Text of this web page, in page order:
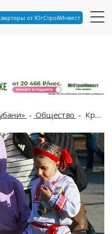
от ЮгСтройИнвест
Общество Краснодарский край оказался в топе по числу многодетных семей